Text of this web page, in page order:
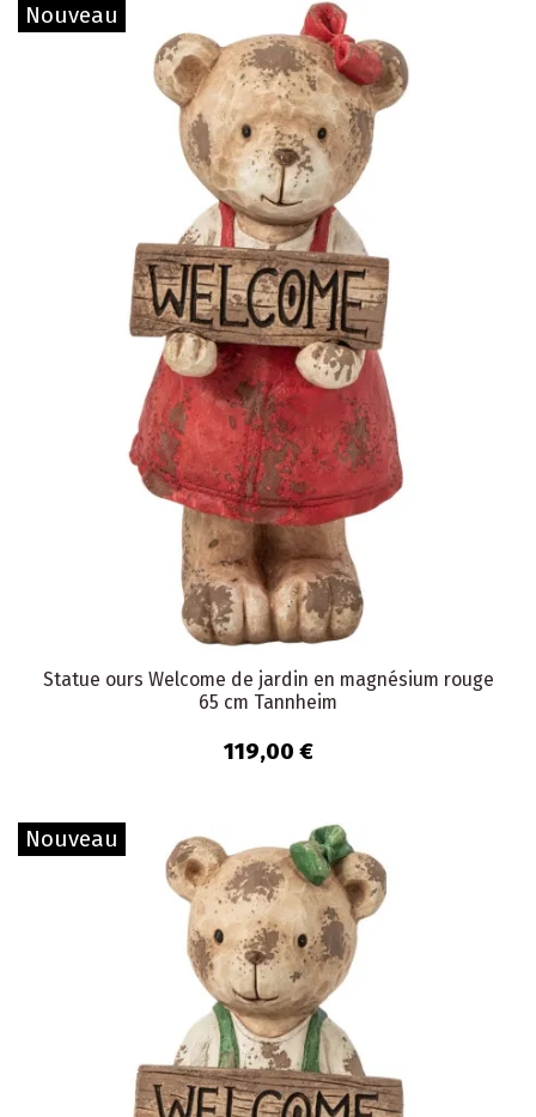
Nouveau
Statue ours Welcome de jardin en magnésium rouge
65 cm Tannheim
119,00 €
Nouveau